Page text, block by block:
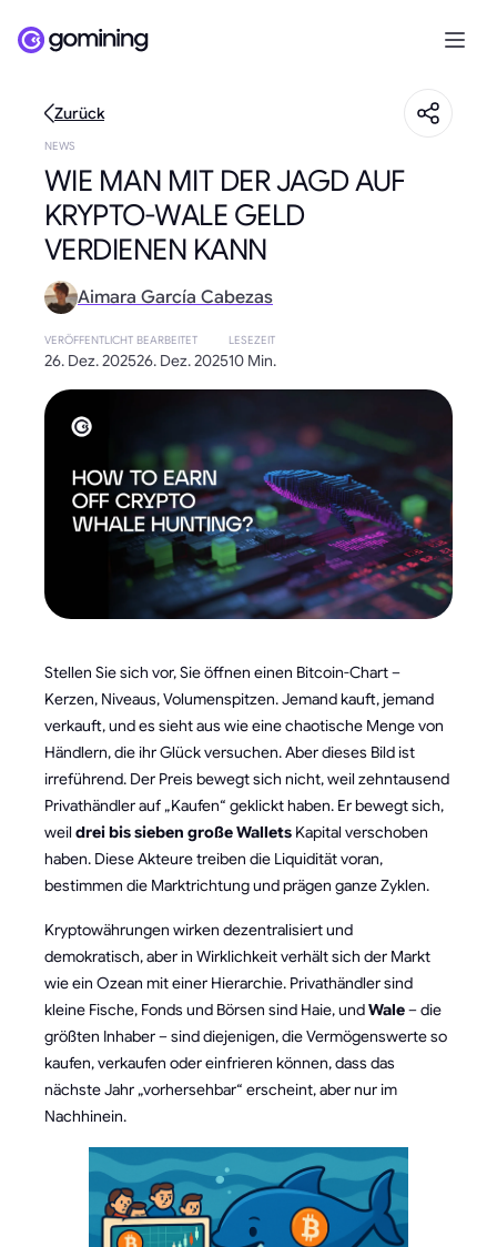
Zurück
NEWS
WIE MAN MIT DER JAGD AUF
KRYPTO-WALE GELD
VERDIENEN KANN
Aimara García Cabezas
VERÖFFENTLICHT
26. Dez. 2025
BEARBEITET
26. Dez. 2025
LESEZEIT
10 Min.
Stellen Sie sich vor, Sie öffnen einen Bitcoin-Chart –
Kerzen, Niveaus, Volumenspitzen. Jemand kauft, jemand
verkauft, und es sieht aus wie eine chaotische Menge von
Händlern, die ihr Glück versuchen. Aber dieses Bild ist
irreführend. Der Preis bewegt sich nicht, weil zehntausend
Privathändler auf „Kaufen“ geklickt haben. Er bewegt sich,
weil drei bis sieben große Wallets Kapital verschoben
haben. Diese Akteure treiben die Liquidität voran,
bestimmen die Marktrichtung und prägen ganze Zyklen.
Kryptowährungen wirken dezentralisiert und
demokratisch, aber in Wirklichkeit verhält sich der Markt
wie ein Ozean mit einer Hierarchie. Privathändler sind
kleine Fische, Fonds und Börsen sind Haie, undWale– die
größten Inhaber – sind diejenigen, die Vermögenswerte so
kaufen, verkaufen oder einfrieren können, dass das
nächste Jahr „vorhersehbar“ erscheint, aber nur im
Nachhinein.